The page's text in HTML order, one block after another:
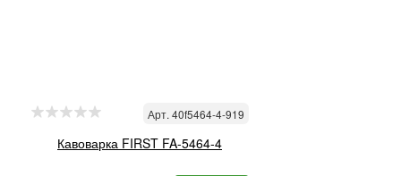
Арт. 40f5464-4-919
Кавоварка FIRST FA-5464-4